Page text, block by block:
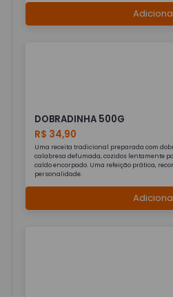
DOBRADINHA 500G
R$ 34,90
Uma receita tradicional preparada com
calabresa defumada, cozidos lentamente
caldo encorpado. Uma refeição prática,
personalidade.